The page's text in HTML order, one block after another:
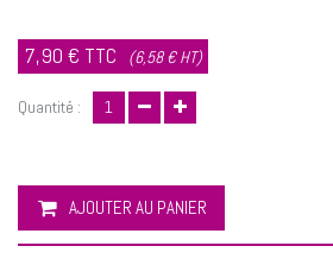
7,90 € TTC (6,58 € HT)
Quantité :
AJOUTER AU PANIER